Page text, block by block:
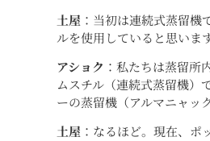
土屋 ：当初は連続式蒸留
ルを使用していると思いま
アショク ：私たちは蒸留所
ムスチル（連続式蒸留機）
ーの蒸留機（アルマニャッ
土屋 ：なるほど。現在、ポ